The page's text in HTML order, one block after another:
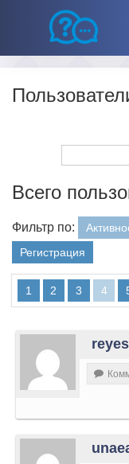
Всего
Фильтр по:
Регистрация
1 2 3 4